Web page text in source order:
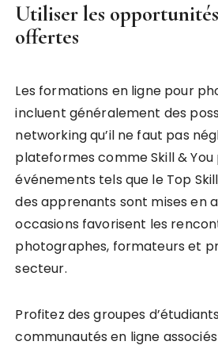
Utiliser les
offertes
Les formations en ligne pour
incluent généralement des
networking qu’il ne faut pas
plateformes comme Skill &
événements tels que le Top
des apprenants sont mises en
occasions favorisent les
photographes, formateurs et
secteur.
Profitez des groupes
communautés en ligne